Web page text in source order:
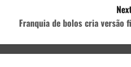
Franquia de bolos cria versão